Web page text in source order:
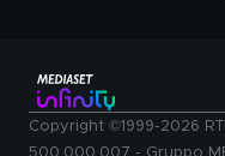
Copyright ©1999-2026